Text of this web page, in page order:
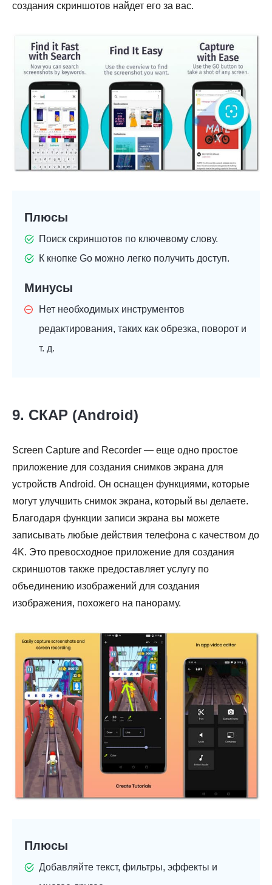
создания скриншотов найдет его за вас.
Плюсы
Поиск скриншотов по ключевому слову.
К кнопке Go можно легко получить доступ.
Минусы
Нет необходимых инструментов
редактирования, таких как обрезка, поворот и
т. д.
9. СКАР (Android)
Screen Capture and Recorder — еще одно простое
приложение для создания снимков экрана для
устройств Android. Он оснащен функциями, которые
могут улучшить снимок экрана, который вы делаете.
Благодаря функции записи экрана вы можете
записывать любые действия телефона с качеством до
4K. Это превосходное приложение для создания
скриншотов также предоставляет услугу по
объединению изображений для создания
изображения, похожего на панораму.
Плюсы
Добавляйте текст, фильтры, эффекты и